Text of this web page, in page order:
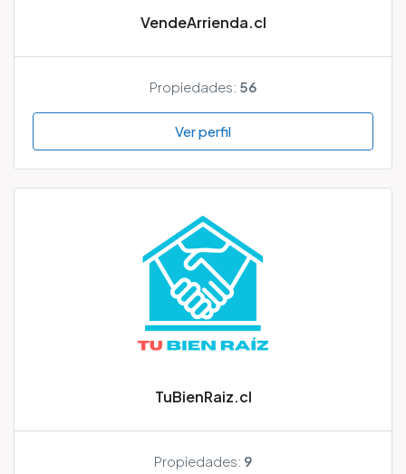
VendeArrienda.cl
Propiedades: 56
Ver perfil
TuBienRaiz.cl
Propiedades: 9